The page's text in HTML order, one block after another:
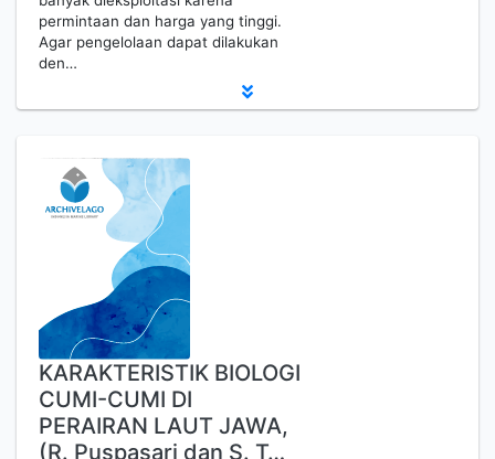
permintaan dan harga yang tinggi.
Agar pengelolaan dapat dilakukan
den…
KARAKTERISTIK BIOLOGI
CUMI-CUMI DI
PERAIRAN LAUT JAWA,
(R. Puspasari dan S. T…